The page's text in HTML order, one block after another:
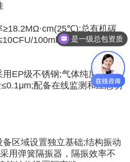
≥18.2MΩ·cm(25℃);总有机碳
100ml;系统采用循环供
EP级不锈钢;气体纯度
配备在线监测和应急切
区域设置独立基础;结构振动
用弹簧隔振器，隔振效率不
是一级总包资质